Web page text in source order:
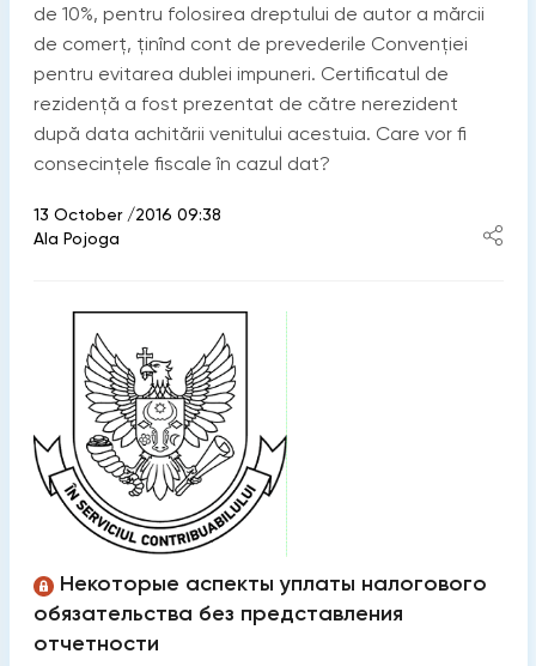
de 10%, pentru folosirea dreptului de autor a mărcii
de comerț, ținînd cont de prevederile Convenției
pentru evitarea dublei impuneri. Certificatul de
rezidență a fost prezentat de către nerezident
după data achitării venitului acestuia. Care vor fi
consecințele fiscale în cazul dat?
13 October /2016 09:38
Ala Pojoga
Некоторые аспекты уплаты налогового
обязательства без представления
отчетности